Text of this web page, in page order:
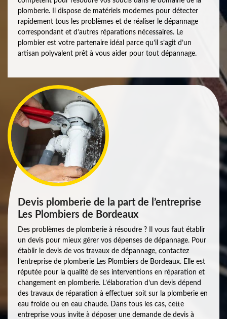
plomberie. Il dispose de matériels modernes pour détecter
rapidement tous les problèmes et de réaliser le dépannage
correspondant et d’autres réparations nécessaires. Le
plombier est votre partenaire idéal parce qu’il s’agit d’un
artisan polyvalent prêt à vous aider pour tout dépannage.
Devis plomberie de la part de l’entreprise
Les Plombiers de Bordeaux
Des problèmes de plomberie à résoudre ? Il vous faut établir
un devis pour mieux gérer vos dépenses de dépannage. Pour
établir le devis de vos travaux de dépannage, contactez
l’entreprise de plomberie Les Plombiers de Bordeaux. Elle est
réputée pour la qualité de ses interventions en réparation et
changement en plomberie. L’élaboration d’un devis dépend
des travaux de réparation à effectuer soit sur la plomberie en
eau froide ou en eau chaude. Dans tous les cas, cette
entreprise vous invite à déposer une demande de devis à